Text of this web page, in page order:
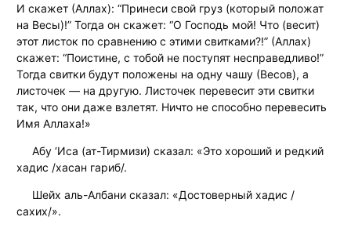
И скажет (Аллах): “Принеси свой груз (который положат
на Весы)!” Тогда он скажет: “О Господь мой! Что (весит)
этот листок по сравнению с этими свитками?!” (Аллах)
скажет: “Поистине, с тобой не поступят несправедливо!”
Тогда свитки будут положены на одну чашу (Весов), а
листочек — на другую. Листочек перевесит эти свитки
так, что они даже взлетят. Ничто не способно перевесить
Имя Аллаха!»
Абу ‘Иса (ат-Тирмизи) сказал: «Это хороший и редкий
хадис /хасан гариб/.
Шейх аль-Албани сказал: «Достоверный хадис /
сахих/».